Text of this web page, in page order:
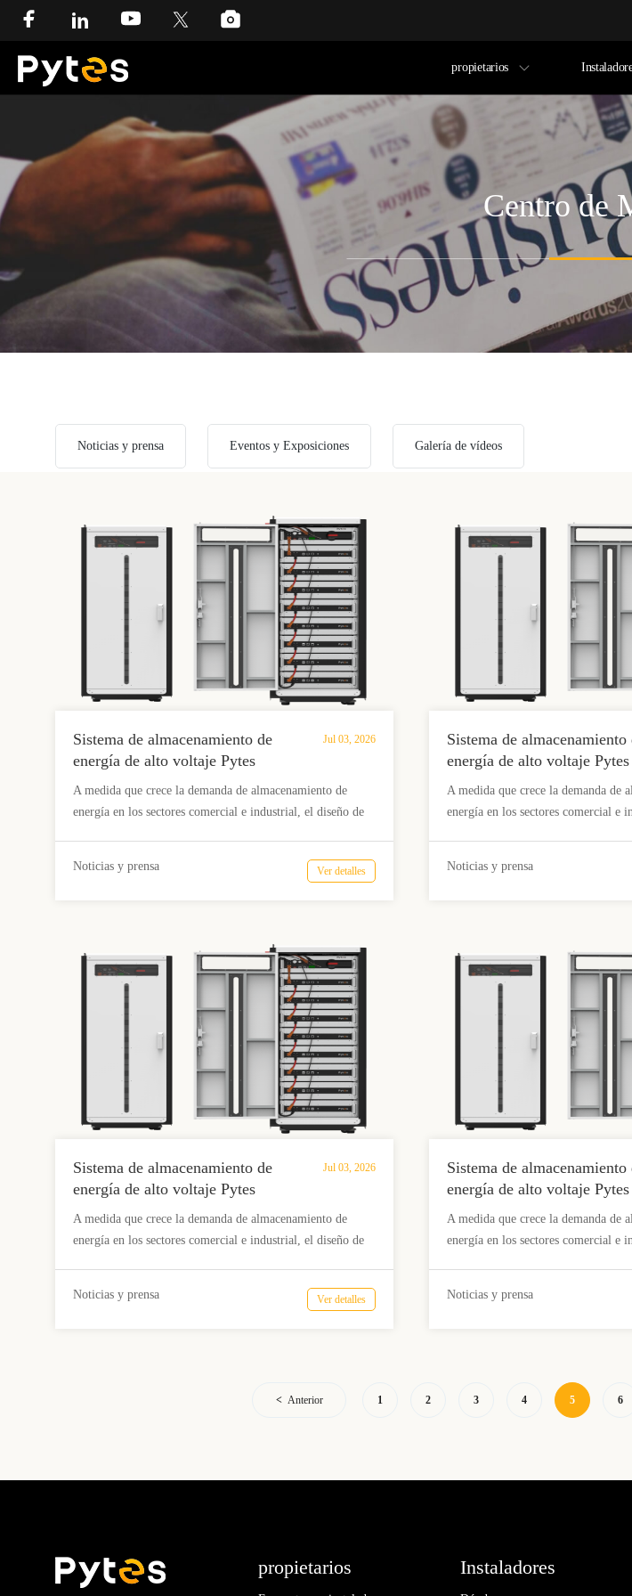
propietarios
Centro de
Noticias y prensa Eventos y Exposiciones Galería de vídeos
Jul 03, 2026
Sistema de almacenamiento de
energía de alto voltaje Pytes
HV48100: diseño modular LFP
de 5,12 kWh con ≥6000 ciclos.
A medida que crece la demanda de almacenamiento de
energía en los sectores comercial e industrial, el diseño de
Pytes HV48100 está diseñado para cumplir con estos
voltaje de 200 a 870 V para dar soporte a los sistemas de
energía distribuida modernos.
Ver detalles
Noticias y prensa
Sistema de almacenamiento
energía de alto voltaje Pytes
HV48100: diseño modular
de 5,12 kWh con ≥6000
A medida que crece la demanda de
energía en los sectores comercial e
Pytes HV48100 está diseñado para
voltaje de 200 a 870 V para dar
energía distribuida modernos.
Noticias y prensa
Jul 03, 2026
Sistema de almacenamiento de
energía de alto voltaje Pytes
HV48100: diseño modular LFP
de 5,12 kWh con ≥6000 ciclos.
A medida que crece la demanda de almacenamiento de
energía en los sectores comercial e industrial, el diseño de
Pytes HV48100 está diseñado para cumplir con estosVer detalles
Noticias y prensa
Sistema de almacenamiento
energía de alto voltaje Pytes
HV48100: diseño modular
de 5,12 kWh con ≥6000
A medida que crece la demanda de
energía en los sectores comercial e
Pytes HV48100 está diseñado para
voltaje de 200 a 870 V para dar
energía distribuida modernos.
Noticias y prensa
Anterior 1 2 3 4 5 6
propietarios Instaladores